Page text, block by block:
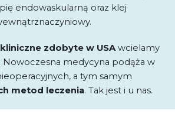
endowaskularną oraz klej
zdobyte w USAwcielamy
Nowoczesna medycyna podąża w
a tym samym
metod leczenia. Tak jest i u nas.